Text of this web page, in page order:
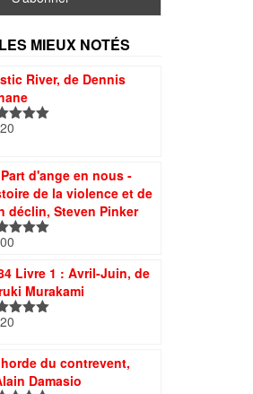
MIEUX NOTÉS
River, de Dennis
5.00
d'ange en nous -
de la violence et de
déclin, Steven Pinker
5.00
Livre 1 : Avril-Juin, de
Murakami
5.00
du contrevent,
Damasio